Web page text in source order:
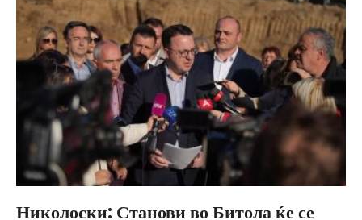
социјални
станови
во
Кочани
Николоски: Станови во Битола ќе се